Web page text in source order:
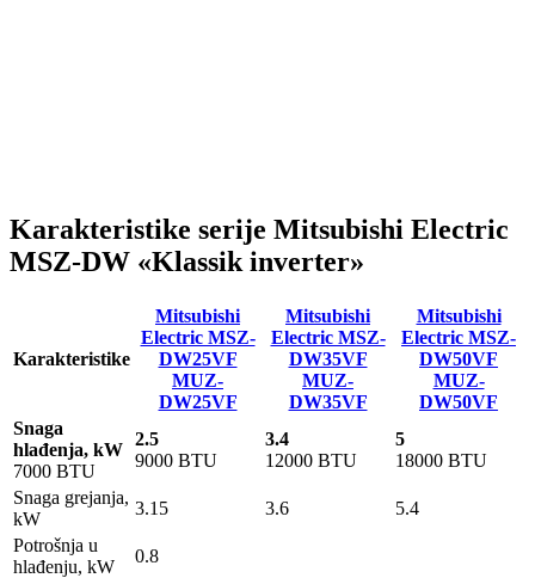
Karakteristike serije Mitsubishi Electric
MSZ-DW «Klassik inverter»
Karakteristike
Mitsubishi
Electric MSZ-
DW25VF
MUZ-
DW25VF
Mitsubishi
Electric MSZ-
DW35VF
MUZ-
DW35VF
Mitsubishi
Electric MSZ-
DW50VF
MUZ-
DW50VF
Snaga
hlađenja, kW
7000 BTU
2.5
9000 BTU
3.4
12000 BTU
5
18000 BTU
Snaga grejanja,
kW
3.15 3.6
5.4
Potrošnja u
hlađenju, kW
0.8